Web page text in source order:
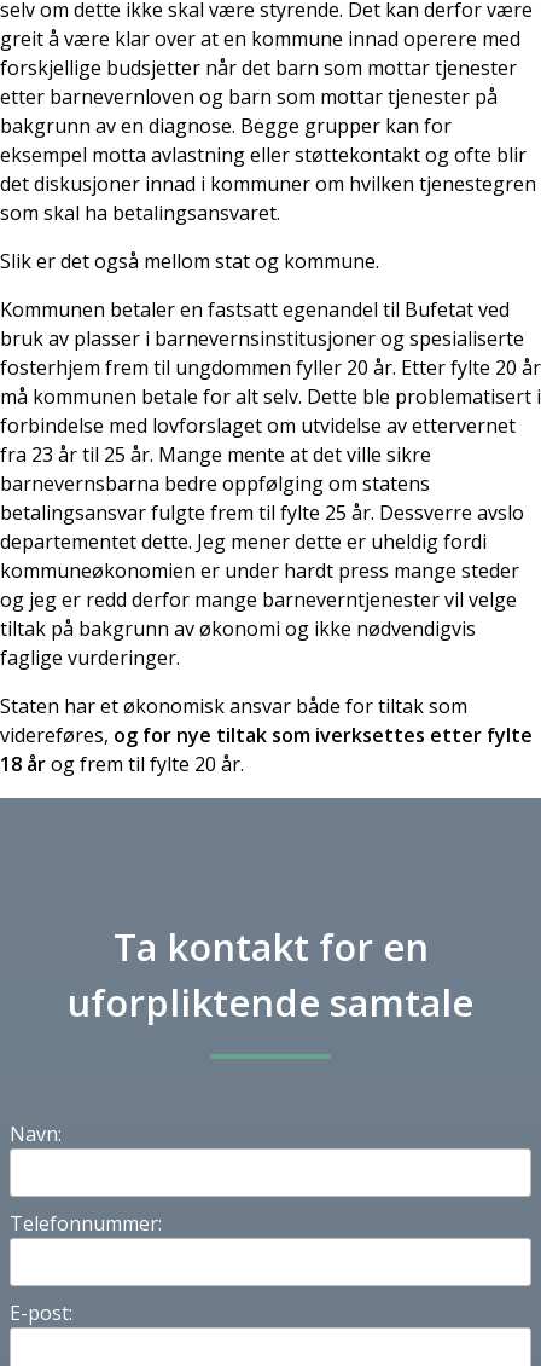
selv om dette ikke skal være styrende. Det kan derfor være
greit å være klar over at en kommune innad operere med
forskjellige budsjetter når det barn som mottar tjenester
etter barnevernloven og barn som mottar tjenester på
bakgrunn av en diagnose. Begge grupper kan for
eksempel motta avlastning eller støttekontakt og ofte blir
det diskusjoner innad i kommuner om hvilken tjenestegren
som skal ha betalingsansvaret.
Slik er det også mellom stat og kommune.
Kommunen betaler en fastsatt egenandel til Bufetat ved
bruk av plasser i barnevernsinstitusjoner og spesialiserte
fosterhjem frem til ungdommen fyller 20 år. Etter fylte 20 år
må kommunen betale for alt selv. Dette ble problematisert i
forbindelse med lovforslaget om utvidelse av ettervernet
fra 23 år til 25 år. Mange mente at det ville sikre
barnevernsbarna bedre oppfølging om statens
betalingsansvar fulgte frem til fylte 25 år. Dessverre avslo
departementet dette. Jeg mener dette er uheldig fordi
kommuneøkonomien er under hardt press mange steder
og jeg er redd derfor mange barneverntjenester vil velge
tiltak på bakgrunn av økonomi og ikke nødvendigvis
faglige vurderinger.
Staten har et økonomisk ansvar både for tiltak som
videreføres, og for nye tiltak som iverksettes etter fylte
18 årog frem til fylte 20 år.
Ta kontakt for en
uforpliktende samtale
Navn:
Telefonnummer:
E-post: